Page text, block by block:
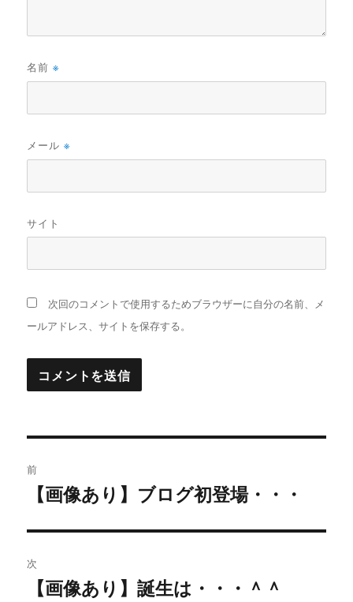
名前※
メール※
サイト
次回のコメントで使用するためブラウザーに自分の名前、メ
ールアドレス、サイトを保存する。
稿
ビ
ゲ
前
の
投
稿:
【画像あり】ブログ初登場・・・
次
【画像あり】誕生は・・・＾＾